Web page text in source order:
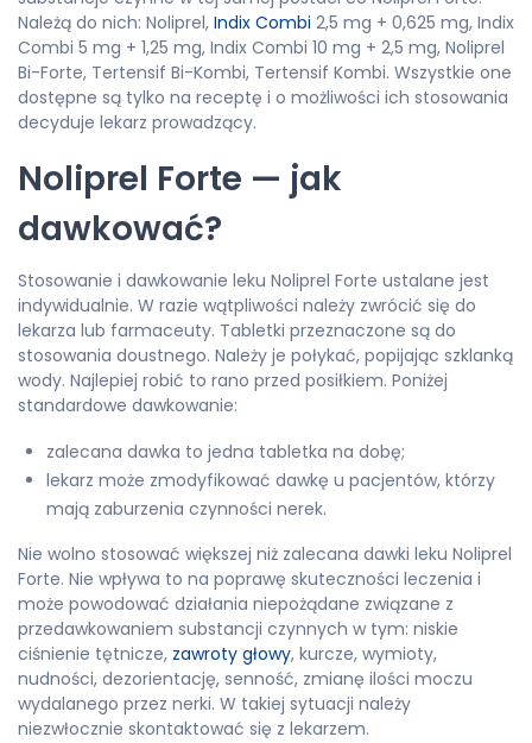
Należą do nich: Noliprel, Indix Combi 2,5 mg + 0,625 mg, Indix
Combi 5 mg + 1,25 mg, Indix Combi 10 mg + 2,5 mg, Noliprel
Bi-Forte, Tertensif Bi-Kombi, Tertensif Kombi. Wszystkie one
dostępne są tylko na receptę i o możliwości ich stosowania
decyduje lekarz prowadzący.
Noliprel Forte — jak
dawkować?
Stosowanie i dawkowanie leku Noliprel Forte ustalane jest
indywidualnie. W razie wątpliwości należy zwrócić się do
lekarza lub farmaceuty. Tabletki przeznaczone są do
stosowania doustnego. Należy je połykać, popijając szklanką
wody. Najlepiej robić to rano przed posiłkiem. Poniżej
standardowe dawkowanie:
zalecana dawka to jedna tabletka na dobę;
lekarz może zmodyfikować dawkę u pacjentów, którzy
mają zaburzenia czynności nerek.
Nie wolno stosować większej niż zalecana dawki leku Noliprel
Forte. Nie wpływa to na poprawę skuteczności leczenia i
może powodować działania niepożądane związane z
przedawkowaniem substancji czynnych w tym: niskie
ciśnienie tętnicze, zawroty głowy, kurcze, wymioty,
nudności, dezorientację, senność, zmianę ilości moczu
wydalanego przez nerki. W takiej sytuacji należy
niezwłocznie skontaktować się z lekarzem.